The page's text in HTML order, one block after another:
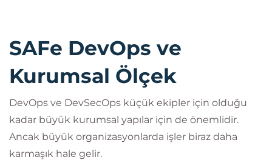
SAFe DevOps ve
Kurumsal Ölçek
DevOps ve DevSecOps küçük ekipler için olduğu
kadar büyük kurumsal yapılar için de önemlidir.
Ancak büyük organizasyonlarda işler biraz daha
karmaşık hale gelir.